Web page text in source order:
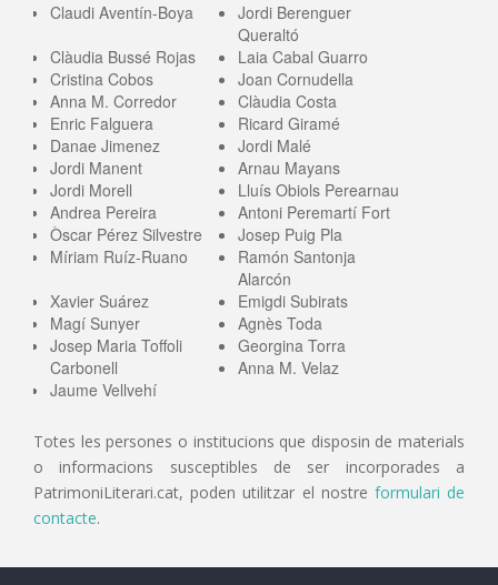
Claudi Aventín-Boya
Jordi Berenguer
Queraltó
Clàudia Bussé Rojas
Laia Cabal Guarro
Cristina Cobos
Joan Cornudella
Anna M. Corredor
Clàudia Costa
Enric Falguera
Ricard Giramé
Danae Jimenez
Jordi Malé
Jordi Manent
Arnau Mayans
Jordi Morell
Lluís Obiols Perearnau
Andrea Pereira
Antoni Peremartí Fort
Òscar Pérez Silvestre
Josep Puig Pla
Míriam Ruíz-Ruano
Ramón Santonja
Alarcón
Xavier Suárez
Emigdi Subirats
Magí Sunyer
Agnès Toda
Josep Maria Toffoli
Carbonell
Georgina Torra
Anna M. Velaz
Jaume Vellvehí
Totes les persones o institucions que disposin de materials
o informacions susceptibles de ser incorporades a
PatrimoniLiterari.cat, poden utilitzar el nostre formulari de
contacte.